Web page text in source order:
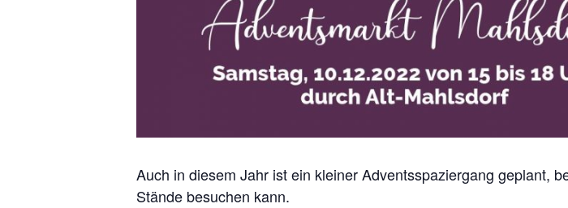
Auch in diesem Jahr ist ein kleiner Adventsspaziergang geplant,
Stände besuchen kann.